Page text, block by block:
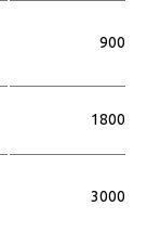
900
1800
3000